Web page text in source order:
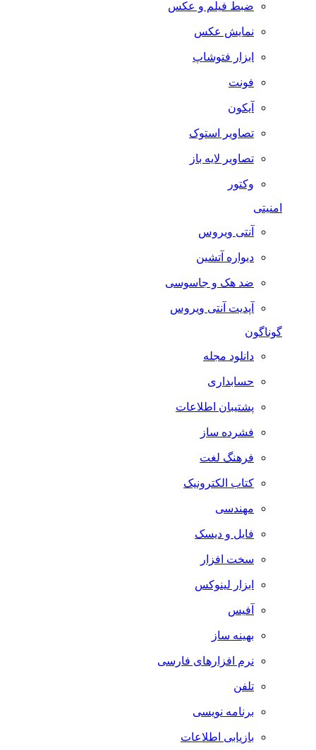
ضبط فيلم و عكس
نمایش عکس
ابزار فتوشاپ
فونت
آیکون
تصاویر استوک
تصاویر لایه باز
وکتور
امنیتی
آنتی ویروس
دیواره آتشین
ضد هک و جاسوسی
آپدیت آنتی ویروس
گوناگون
دانلود مجله
حسابداری
پشتیبان اطلاعات
فشرده ساز
فرهنگ لغت
کتاب الکترونیک
مهندسی
فایل و دیسک
سخت افزار
ابزار لینوکس
آفیس
بهینه ساز
نرم افزارهای فارسی
تلفن
برنامه نویسی
بازیابی اطلاعات